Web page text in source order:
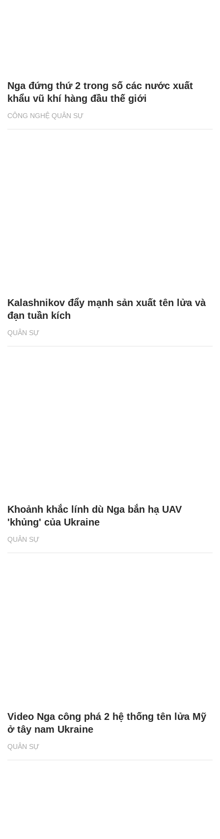
CÔNG NGHỆ QUÂN SỰ
Nga đứng thứ 2 trong số các nước xuất
khẩu vũ khí hàng đầu thế giới
QUÂN SỰ
Kalashnikov đẩy mạnh sản xuất tên lửa và
đạn tuần kích
QUÂN SỰ
Khoảnh khắc lính dù Nga bắn hạ UAV
'khủng' của Ukraine
QUÂN SỰ
Video Nga công phá 2 hệ thống tên lửa Mỹ
ở tây nam Ukraine